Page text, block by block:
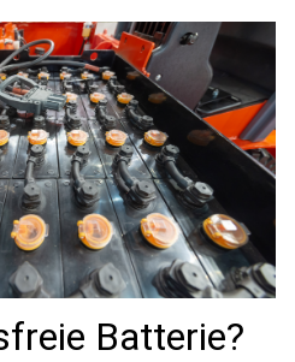
Batterie?